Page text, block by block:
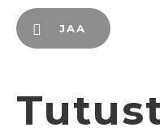
JAA